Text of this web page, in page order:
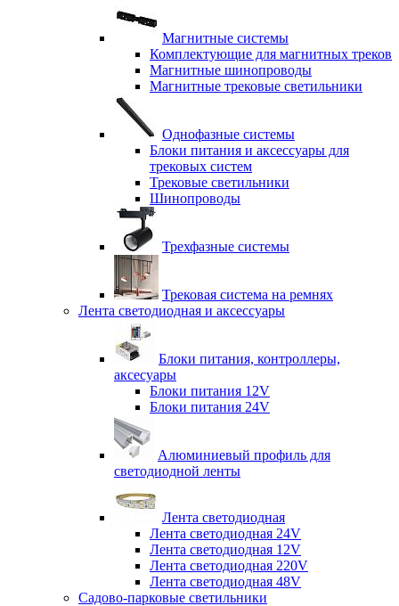
Магнитные системы
Комплектующие для магнитных треков
Магнитные шинопроводы
Магнитные трековые светильники
Однофазные системы
Блоки питания и аксессуары для
трековых систем
Трековые светильники
Шинопроводы
Трехфазные системы
Трековая система на ремнях
Лента светодиодная и аксессуары
Блоки питания, контроллеры,
аксесуары
Блоки питания 12V
Блоки питания 24V
Алюминиевый профиль для
светодиодной ленты
Лента светодиодная
Лента светодиодная 24V
Лента светодиодная 12V
Лента светодиодная 220V
Лента светодиодная 48V
Садово-парковые светильники